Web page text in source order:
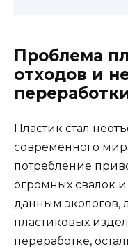
Проблема
отходов и
Пластик стал
современного
потребление
огромных свалок
данным экологов,
пластиковых
переработке,